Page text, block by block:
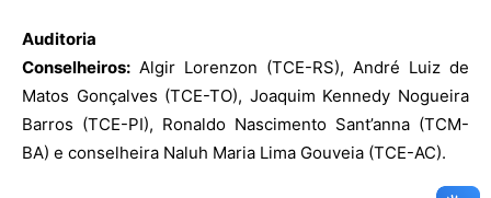
Auditoria
Conselheiros: Algir Lorenzon (TCE-RS), André Luiz de
Matos Gonçalves (TCE-TO), Joaquim Kennedy Nogueira
Barros (TCE-PI), Ronaldo Nascimento Sant’anna (TCM-
BA) e conselheira Naluh Maria Lima Gouveia (TCE-AC).